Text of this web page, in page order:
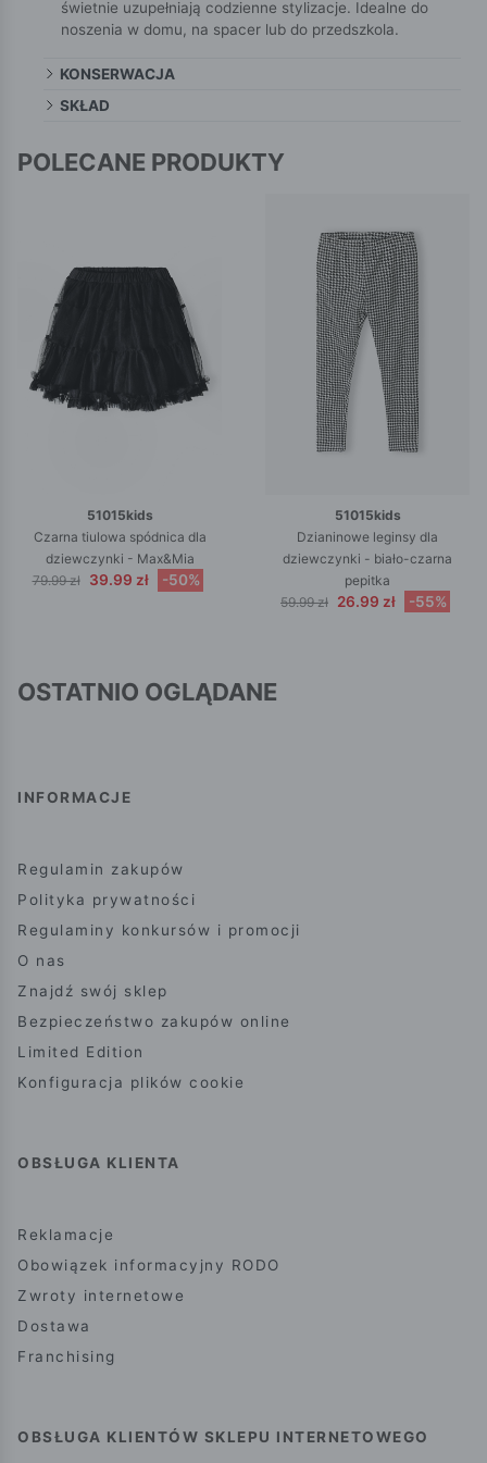
świetnie uzupełniają codzienne stylizacje. Idealne do
noszenia w domu, na spacer lub do przedszkola.
KONSERWACJA
SKŁAD
POLECANE PRODUKTY
51015kids
Czarna tiulowa spódnica dla
dziewczynki - Max&Mia
79.99 zł
39.99 zł -50%
51015kids
Dzianinowe leginsy dla
dziewczynki - biało-czarna
pepitka
59.99 zł 26.99 zł -55%
OSTATNIO OGLĄDANE
INFORMACJE
Regulamin zakupów
Polityka prywatności
Regulaminy konkursów i promocji
O nas
Znajdź swój sklep
Bezpieczeństwo zakupów online
Limited Edition
Konfiguracja plików cookie
OBSŁUGA KLIENTA
Reklamacje
Obowiązek informacyjny RODO
Zwroty internetowe
Dostawa
Franchising
OBSŁUGA KLIENTÓW SKLEPU INTERNETOWEGO